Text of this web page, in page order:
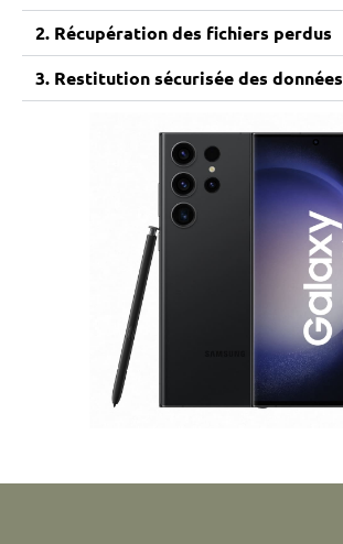
2. Récupération des fichiers perdus
3. Restitution sécurisée des données